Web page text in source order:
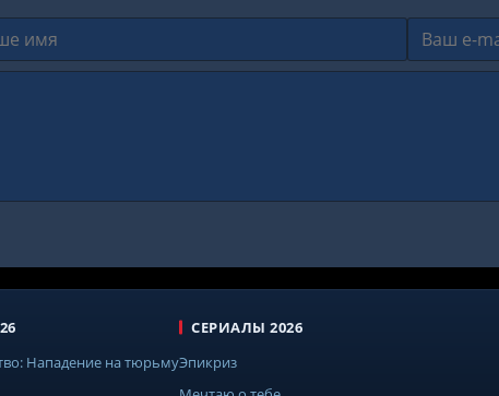
Нападение на тюрьму
СЕРИАЛЫ 2026
Эпикриз